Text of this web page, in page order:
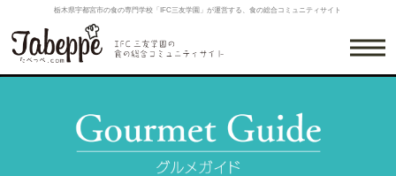
栃木県宇都宮市の食の専門学校「IFC三友学園」が運営する、食の総合コミュニティサイト